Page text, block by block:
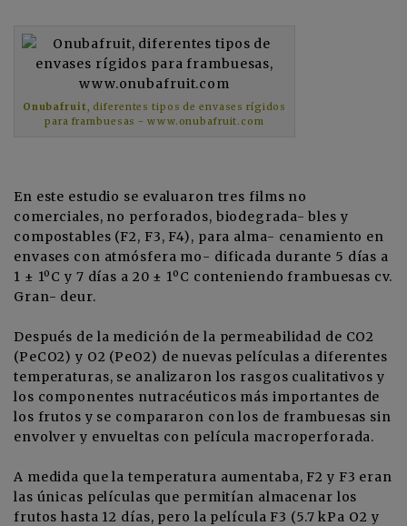
Onubafruit
, diferentes tipos de envases rígidos
para frambuesas - www.onubafruit.com
En este estudio se evaluaron tres films no
comerciales, no perforados, biodegrada- bles y
compostables (F2, F3, F4), para alma- cenamiento en
envases con atmósfera mo- dificada durante 5 días a
1 ± 1ºC y 7 días a 20 ± 1ºC conteniendo frambuesas cv.
Gran- deur.
Después de la medición de la permeabilidad de CO2
(PeCO2) y O2 (PeO2) de nuevas películas a diferentes
temperaturas, se analizaron los rasgos cualitativos y
los componentes nutracéuticos más importantes de
los frutos y se compararon con los de frambuesas sin
envolver y envueltas con película macroperforada.
A medida que la temperatura aumentaba, F2 y F3 eran
las únicas películas que permitían almacenar los
frutos hasta 12 días, pero la película F3 (5.7 kPa O2 y